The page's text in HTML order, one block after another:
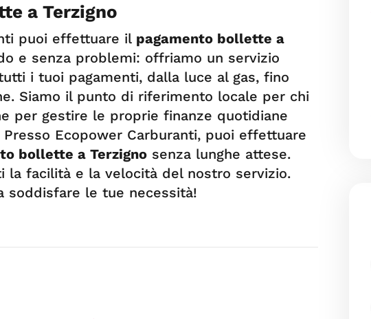
a Terzigno
puoi effettuare il pagamento bollette a
e senza problemi: offriamo un servizio
i tuoi pagamenti, dalla luce al gas, fino
Siamo il punto di riferimento locale per chi
per gestire le proprie finanze quotidiane
Ecopower Carburanti, puoi effettuare
bollette a Terzigno senza lunghe attese.
la facilità e la velocità del nostro servizio.
soddisfare le tue necessità!